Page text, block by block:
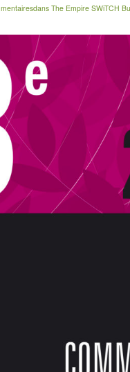
dans The Empire SWiTCH